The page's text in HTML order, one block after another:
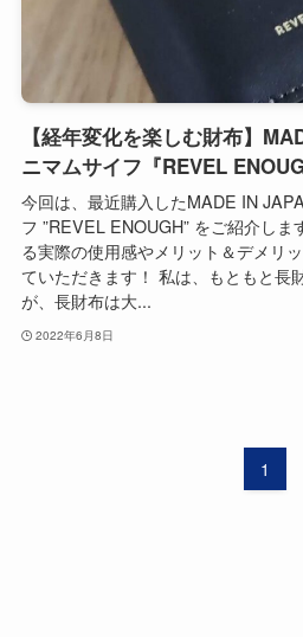
【経年変化を楽しむ財布】
ニマムサイフ『REVEL
今回は、最近購入したMADE IN
フ ”REVEL ENOUGH” をご紹介し
る実際の使用感やメリット＆デメリ
ていただきます！ 私は、もともと長
が、長財布は大...
2022年6月8日
1